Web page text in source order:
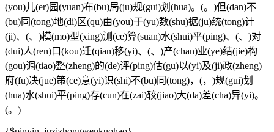
(you)儿(er)园(yuan)布(bu)局(ju)规(gui)划(hua)。(。)但(dan)不
(bu)同(tong)地(di)区(qu)由(you)于(yu)数(shu)据(ju)统(tong)计
(ji)、(、)模(mo)型(xing)测(ce)算(suan)水(shui)平(ping)、(、)对
(dui)人(ren)口(kou)迁(qian)移(yi)、(、)产(chan)业(ye)结(jie)构
(gou)调(tiao)整(zheng)的(de)评(ping)估(gu)以(yi)及(ji)政(zheng)
府(fu)决(jue)策(ce)意(yi)识(shi)不(bu)同(tong)，(，)规(gui)划
(hua)水(shui)平(ping)存(cun)在(zai)较(jiao)大(da)差(cha)异(yi)。
(。)